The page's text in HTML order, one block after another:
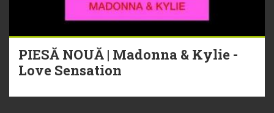
PIESĂ NOUĂ | Madonna & Kylie -
Love Sensation